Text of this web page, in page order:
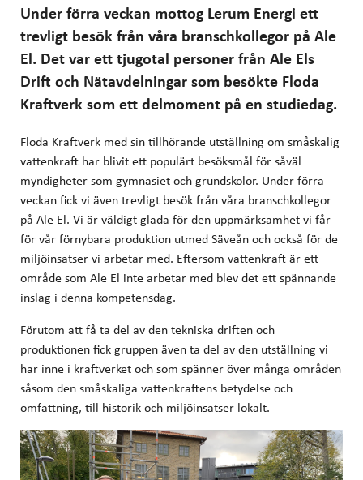
Under förra veckan mottog Lerum Energi ett
trevligt besök från våra branschkollegor på Ale
El. Det var ett tjugotal personer från Ale Els
Drift och Nätavdelningar som besökte Floda
Kraftverk som ett delmoment på en studiedag.
Floda Kraftverk med sin tillhörande utställning om småskalig
vattenkraft har blivit ett populärt besöksmål för såväl
myndigheter som gymnasiet och grundskolor. Under förra
veckan fick vi även trevligt besök från våra branschkollegor
på Ale El. Vi är väldigt glada för den uppmärksamhet vi får
för vår förnybara produktion utmed Säveån och också för de
miljöinsatser vi arbetar med. Eftersom vattenkraft är ett
område som Ale El inte arbetar med blev det ett spännande
inslag i denna kompetensdag.
Förutom att få ta del av den tekniska driften och
produktionen fick gruppen även ta del av den utställning vi
har inne i kraftverket och som spänner över många områden
såsom den småskaliga vattenkraftens betydelse och
omfattning, till historik och miljöinsatser lokalt.